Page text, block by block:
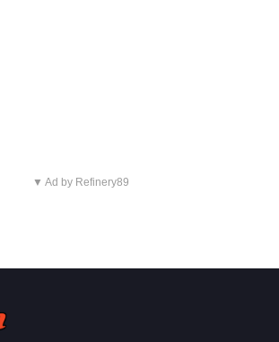
▼ Ad by Refinery89